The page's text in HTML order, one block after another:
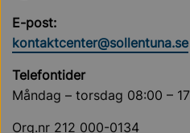
E-post:
kontaktcenter@sollentuna.se
Telefontider
Måndag – torsdag 08:00 –
Org.nr 212 000-0134